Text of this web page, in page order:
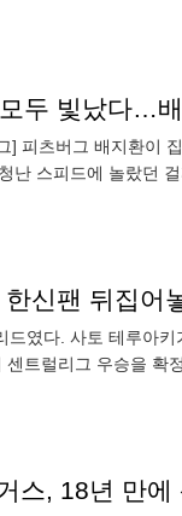
두 빛났다…
] 피츠버그 배지환이
난 스피드에 놀랐던
신팬 뒤집어
드였다. 사토 테루아
트럴리그 우승을
스, 18년 만에